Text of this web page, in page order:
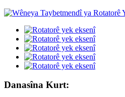
Danasîna Kurt: